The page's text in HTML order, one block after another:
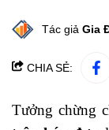
Tác giả Gia
CHIA SẺ:
Tưởng chừng